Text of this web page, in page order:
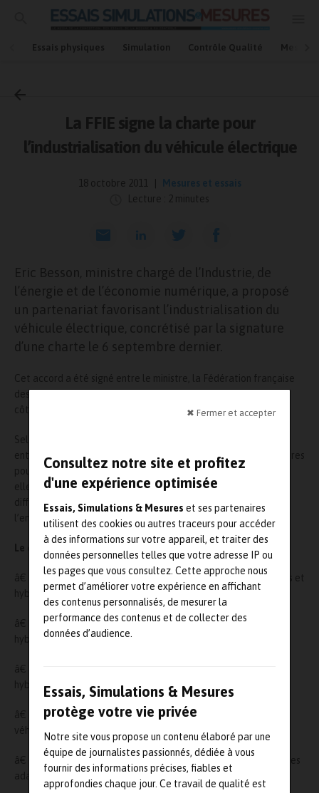
✖ Fermer et accepter
Consultez notre site et profitez
d'une expérience optimisée
Essais, Simulations & Mesures et ses partenaires
utilisent des cookies ou autres traceurs pour accéder
à des informations sur votre appareil, et traiter des
données personnelles telles que votre adresse IP ou
les pages que vous consultez. Cette approche nous
permet d’améliorer votre expérience en affichant
des contenus personnalisés, de mesurer la
performance des contenus et de collecter des
données d’audience.
Essais, Simulations & Mesures
protège votre vie privée
Notre site vous propose un contenu élaboré par une
équipe de journalistes passionnés, dédiée à vous
fournir des informations précises, fiables et
approfondies chaque jour. Ce travail de qualité est
Essais physiques Simulation Contrôle Qualité Mesures
Accueil
Mesures et essais
La FFIE signe la charte pour
l’industrialisation du véhicule électrique
18 octobre 2011
Mesures et essais
Lecture : 2 minutes
Eric Besson, ministre chargé de l’Industrie, de
l’énergie et de l’économie numérique, a proposé
un partenariat favorisant l’industrialisation du
véhicule électrique, concrétisé par la signature
d’une charte le 6 septembre dernier.
Cet accord a été signé entre le ministre, la Fédération française
des entreprises de génie électrique et énergétique (FFIE) aux
côtés des équipementiers et constructeurs automobiles.
Selon Jeanâ€Claude Guillot, président de la FFIE, « nos
entreprises ont actuellement toutes les compétences nécessaires
pour répondre aux préoccupations concrètes des utilisateurs ;
elles sont prêtes et qualifiées pour la mise en place des
différentes infrastructures de recharge, en partenariat avec
l’ensemble des acteurs de la filière ».
Le contenu de la charte à travers dix engagements :
â€ Engagement 1 : Proposer des offres de véhicules électriques et
hybrides attractives pour les particuliers
â€ Engagement 2 : Promouvoir les véhicules électriques et
hybrides auprès des acquéreurs de flottes
â€ Engagement 3 : Promouvoir les véhicules électriques et
hybrides auprès des collectivités
â€ Engagement 4 : Assurer le plus haut niveau de sécurité des
véhicules
â€ Engagement 5 : Offrir des systèmes de garanties des véhicules
adaptées